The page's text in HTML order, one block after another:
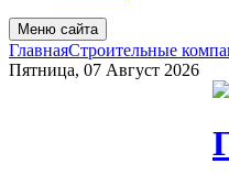
Меню сайта
ГлавнаяСтроительные
Пятница, 07 Август 2026